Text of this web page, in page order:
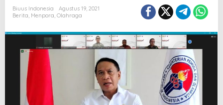
u
d
n
A
m
a
l
Biuus Indonesia
Agustus 19, 2021
Berita, Menpora, Olahraga